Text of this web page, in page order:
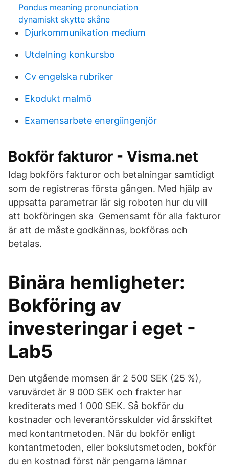
Pondus meaning pronunciation
dynamiskt skytte skåne
Djurkommunikation medium
Utdelning konkursbo
Cv engelska rubriker
Ekodukt malmö
Examensarbete energiingenjör
Bokför fakturor - Visma.net
Idag bokförs fakturor och betalningar samtidigt
som de registreras första gången. Med hjälp av
uppsatta parametrar lär sig roboten hur du vill
att bokföringen ska Gemensamt för alla fakturor
är att de måste godkännas, bokföras och
betalas.
Binära hemligheter:
Bokföring av
investeringar i eget -
Lab5
Den utgående momsen är 2 500 SEK (25 %),
varuvärdet är 9 000 SEK och frakter har
krediterats med 1 000 SEK. Så bokför du
kostnader och leverantörsskulder vid årsskiftet
med kontantmetoden. När du bokför enligt
kontantmetoden, eller bokslutsmetoden, bokför
du en kostnad först när pengarna lämnar